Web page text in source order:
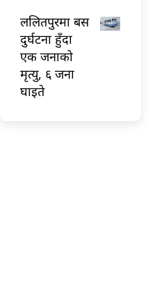
ललितपुरमा बस
दुर्घटना हुँदा
एक जनाको
मृत्यु, ६ जना
घाइते